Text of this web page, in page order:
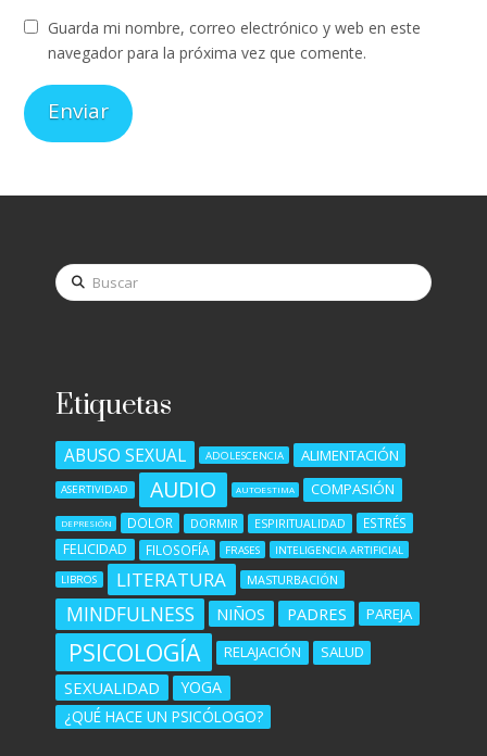
Guarda mi nombre, correo electrónico y web en este
navegador para la próxima vez que comente.
Buscar
Etiquetas
ABUSO SEXUAL ADOLESCENCIA ALIMENTACIÓN
ASERTIVIDAD AUDIO AUTOESTIMA COMPASIÓN
DEPRESIÓN DOLOR DORMIR ESPIRITUALIDAD ESTRÉS
FELICIDAD FILOSOFÍA FRASES INTELIGENCIA ARTIFICIAL
LIBROS LITERATURA MASTURBACIÓN
MINDFULNESS NIÑOS PADRES PAREJA
PSICOLOGÍA RELAJACIÓN SALUD
SEXUALIDAD
YOGA
¿QUÉ HACE UN PSICÓLOGO?